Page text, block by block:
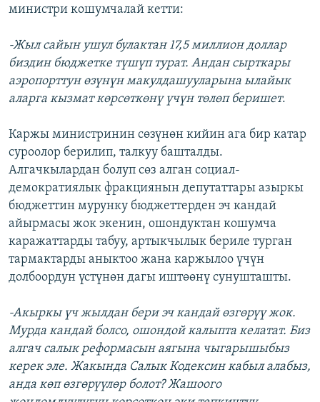
министри кошумчалай кетти:
-Жыл сайын ушул булактан 17,5 миллион доллар
биздин бюджетке түшүп турат. Андан сырткары
аэропорттун өзүнүн макулдашууларына ылайык
аларга кызмат көрсөткөнү үчүн төлөп беришет.
Каржы министринин сөзүнөн кийин ага бир катар
суроолор берилип, талкуу башталды.
Алгачкылардан болуп сөз алган социал-
демократиялык фракциянын депутаттары азыркы
бюджеттин мурунку бюджеттерден эч кандай
айырмасы жок экенин, ошондуктан кошумча
каражаттарды табуу, артыкчылык бериле турган
тармактарды аныктоо жана каржылоо үчүн
долбоордун үстүнөн дагы иштөөнү сунушташты.
-Акыркы үч жылдан бери эч кандай өзгөрүү жок.
Мурда кандай болсо, ошондой калыпта келатат. Биз
алгач салык реформасын аягына чыгарышыбыз
керек эле. Жакында Салык Кодексин кабыл алабыз,
анда көп өзгөрүүлөр болот? Жашоого